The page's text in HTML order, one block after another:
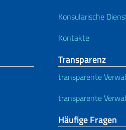
Konsularische
Kontakte
Transparenz
transparente
transparente
Häufige Fragen